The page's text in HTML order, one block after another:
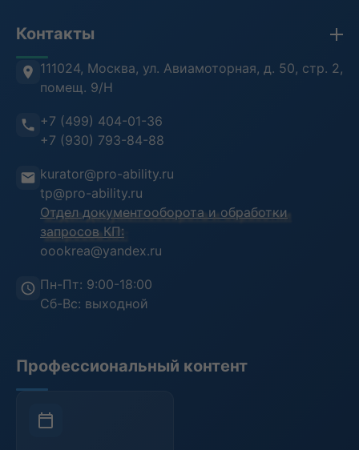
Противодействие коррупции
Антитеррористическая безопасность
Информационная безопасность
Воинский учет
Лицензия
Проверка документов (ФРДО)
Отзывы клиентов
Преподаватели
Анкета слушателя
Контакты
111024, Москва, ул. Авиамоторная, д. 50, стр. 2,
помещ. 9/Н
+7 (499) 404-01-36
+7 (930) 793-84-88
kurator@pro-ability.ru
tp@pro-ability.ru
Отдел документооборота и обработки
запросов КП:
oookrea@yandex.ru
Пн-Пт: 9:00-18:00
Сб-Вс: выходной
Профессиональный контент